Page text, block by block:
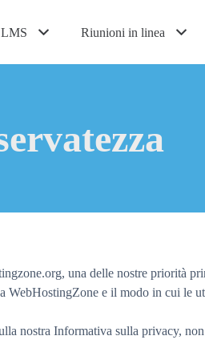
Riunioni in linea
una delle nostre priorità
WebHostingZone e il modo in cui le
nostra Informativa sulla privacy, non